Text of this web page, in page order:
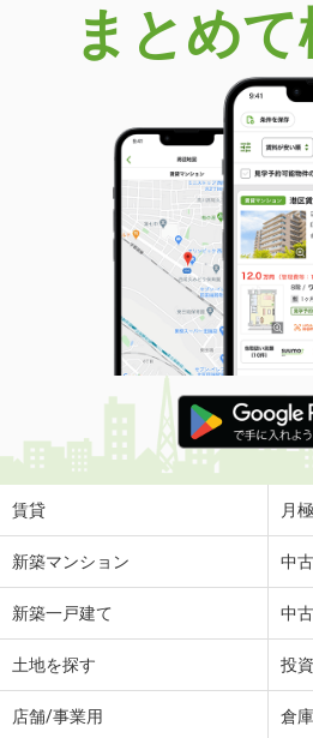
まとめて
賃貸 月
新築マンション 中
新築一戸建て 中
土地を探す 投
店舗/事業用 倉